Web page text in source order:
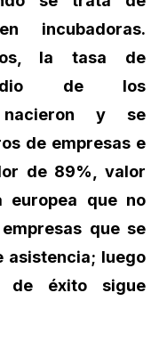
incubadoras.
la tasa de
de los
nacieron y se
de empresas e
de 89%, valor
europea que no
que se
asistencia; luego
de éxito sigue